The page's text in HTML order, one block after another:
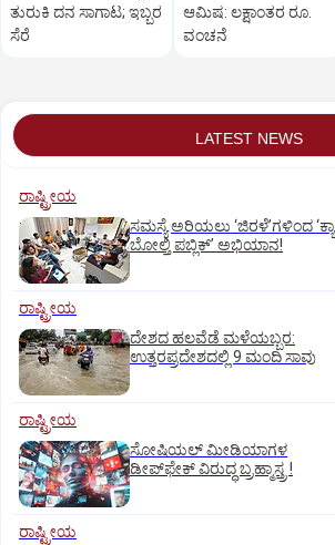
ತುರುಕಿ ದನ ಸಾಗಾಟ; ಇಬ್ಬರ
ಸೆರೆ
ಆಮಿಷ: ಲಕ್ಷಾಂತರ ರೂ.
ವಂಚನೆ
LATEST NEWS
ರಾಷ್ಟ್ರೀಯ
ಸಮಸ್ಯೆ ಅರಿಯಲು ‘ಜಿರಳೆ’ಗಳಿಂದ ‘ಕ್ಯಾ
ಬೋಲ್ತಿ ಪಬ್ಲಿಕ್‌’ ಅಭಿಯಾನ!
ರಾಷ್ಟ್ರೀಯ
ದೇಶದ ಹಲವೆಡೆ ಮಳೆಯಬ್ಬರ:
ಉತ್ತರಪ್ರದೇಶದಲ್ಲಿ 9 ಮಂದಿ ಸಾವು
ರಾಷ್ಟ್ರೀಯ
ಸೋಷಿಯಲ್‌ ಮೀಡಿಯಾಗಳ
ಡೀಪ್‌ಫೇಕ್‌ ವಿರುದ್ಧ ಬ್ರಹ್ಮಾಸ್ತ್ರ !
ರಾಷ್ಟ್ರೀಯ